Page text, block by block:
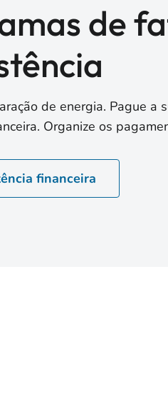
de
de energia. Pague a
Organize os
financeira